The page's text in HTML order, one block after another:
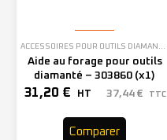
ACCESSOIRES POUR OUTILS DIAMANTÉS
Aide au forage pour outils
diamanté – 303860 (x1)
31,20 € HT 37,44 € TTC
Comparer